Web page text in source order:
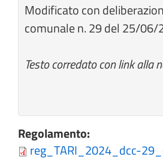
Modificato con
comunale n. 29 del 25/06/
Testo corredato con link alla
Regolamento:
reg_TARI_2024_dcc-